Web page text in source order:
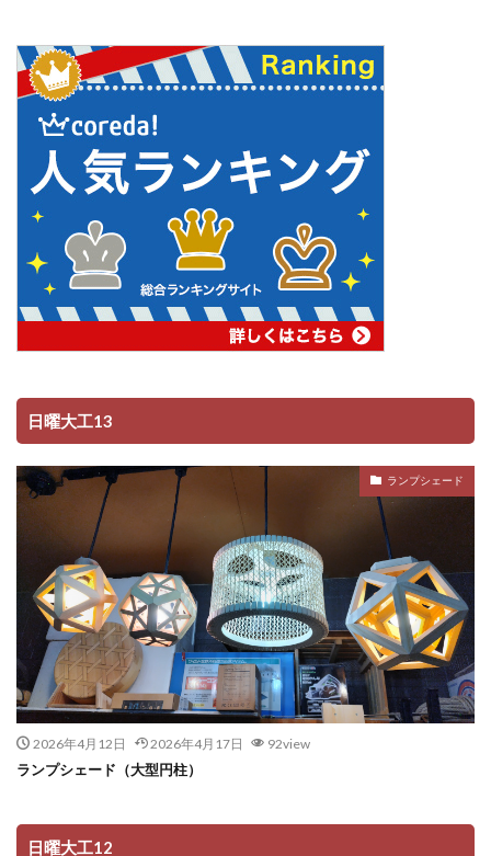
日曜大工13
ランプシェード
2026年4月12日 2026年4月17日 92view
ランプシェード（大型円柱）
日曜大工12